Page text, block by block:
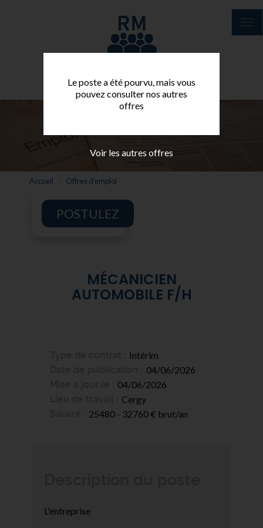
Accueil Offres d'emploi
Le poste a été pourvu, mais vous
pouvez consulter nos autres
offres
Voir les autres offres
POSTULEZ
MÉCANICIEN
AUTOMOBILE F/H
Intérim
04/06/2026
04/06/2026
Cergy
25480 - 32760 € brut/an
L'entreprise